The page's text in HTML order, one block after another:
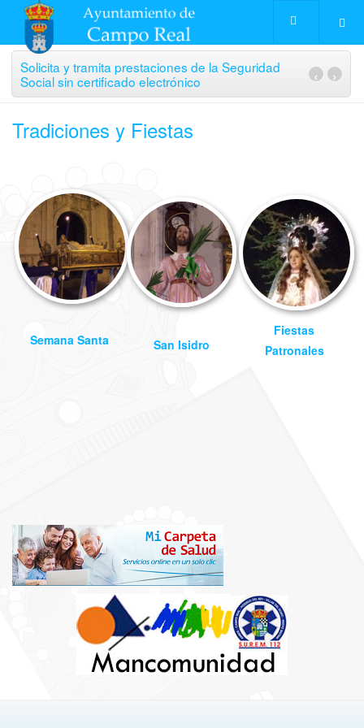
Solicita y tramita prestaciones de la Seguridad
Social sin certificado electrónico
›
‹
Tradiciones y Fiestas
Semana Santa San Isidro
Fiestas
Patronales